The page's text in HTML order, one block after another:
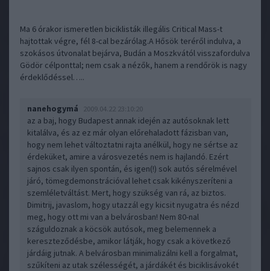
Ma 6 órakor ismeretlen biciklisták illegális Critical Mass-t
hajtottak végre, fél 8-cal bezárólag.A Hősök teréről indulva, a
szokásos útvonalat bejárva, Budán a Moszkvától visszafordulva
Gödör célponttal; nem csak a nézők, hanem a rendőrök is nagy
érdeklődéssel…..
nanehogymá 2009.04.22 23:10:20
az a baj, hogy Budapest annak idején az autósoknak lett
kitalálva, és az ez már olyan előrehaladott fázisban van,
hogy nem lehet változtatni rajta anélkül, hogy ne sértse az
érdeküket, amire a városvezetés nem is hajlandó. Ezért
sajnos csak ilyen spontán, és igen(!) sok autós sérelmével
járó, tömegdemonstrációval lehet csak kikényszeríteni a
szemléletváltást. Mert, hogy szükség van rá, az biztos.
Dimitrij, javaslom, hogy utazzál egy kicsit nyugatra és nézd
meg, hogy ott mi van a belvárosban! Nem 80-nal
száguldoznak a köcsök autósok, meg belemennek a
kereszteződésbe, amikor látják, hogy csak a következő
járdáig jutnak. A belvárosban minimalizálni kell a forgalmat,
szűkíteni az utak szélességét, a járdákét és biciklisávokét